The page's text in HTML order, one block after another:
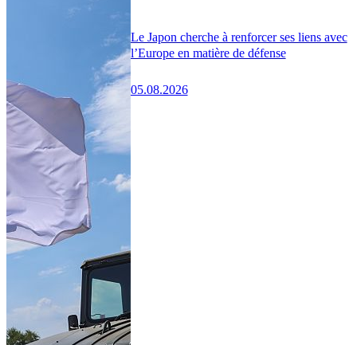
Le Japon cherche à renforcer ses liens avec
l’Europe en matière de défense
05.08.2026